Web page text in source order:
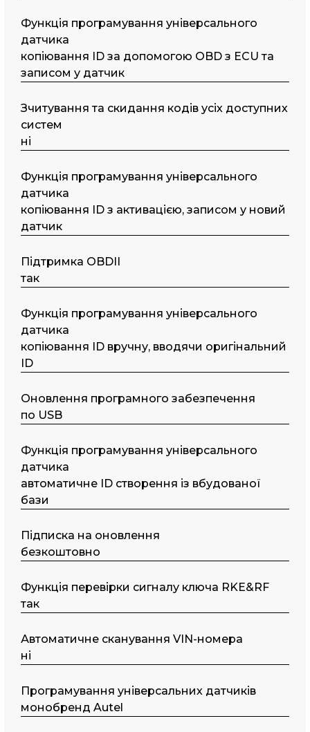
Функція програмування універсального
датчика
копіювання ID за допомогою OBD з ECU та
записом у датчик
Зчитування та скидання кодів усіх доступних
систем
ні
Функція програмування універсального
датчика
копіювання ID з активацією, записом у новий
датчик
Підтримка OBDII
так
Функція програмування універсального
датчика
копіювання ID вручну, вводячи оригінальний
ID
Оновлення програмного забезпечення
по USB
Функція програмування універсального
датчика
автоматичне ID створення із вбудованої
бази
Підписка на оновлення
безкоштовно
Функція перевірки сигналу ключа RKE&RF
так
Автоматичне сканування VIN-номера
ні
Програмування універсальних датчиків
монобренд Autel